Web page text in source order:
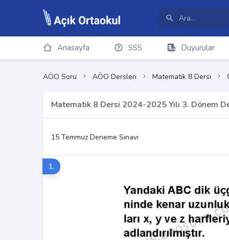
Anasayfa SSS Duyurular
AÖO Soru AÖO Dersleri Matematik 8 Dersi
Matematik 8 Dersi 2024-2025 Yılı 3. Dönem
15 Temmuz Deneme Sınavı
1.